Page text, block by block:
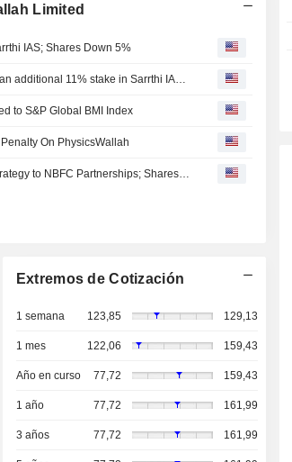
Limited
IAS; Shares Down 5%
to S&P Global BMI Index
On PhysicsWallah
Extremos de Cotización
1 semana 123,85 129,13
1 mes 122,06 159,43
Año en curso 77,72 159,43
1 año 77,72 161,99
3 años 77,72 161,99